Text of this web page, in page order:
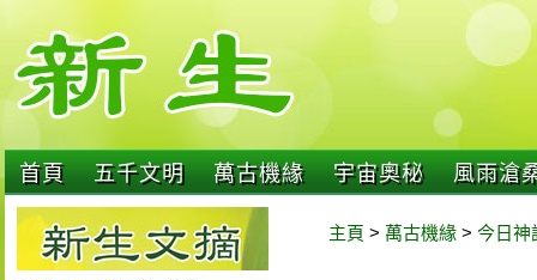
首頁 五千文明 萬古機緣 宇宙奧秘 風雨滄
主頁 > 萬古機緣 > 今日神